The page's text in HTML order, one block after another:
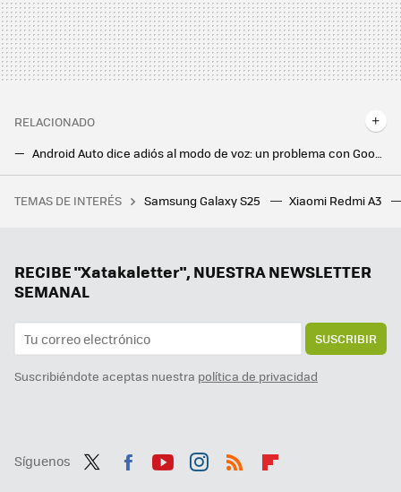
RELACIONADO
Un Android completo en tu coche a través de Android Auto: el USB que lo tiene todo
"Ahora tu teléfono será un poco más seguro". La Policía Nacional nos explica cómo evitar las estafas telefónicas
TEMAS DE INTERÉS Samsung Galaxy S25 Xiaomi Redmi A3
RECIBE "Xatakaletter", NUESTRA NEWSLETTER
SEMANAL
SUSCRIBIR
Suscribiéndote aceptas nuestra política de privacidad
Síguenos